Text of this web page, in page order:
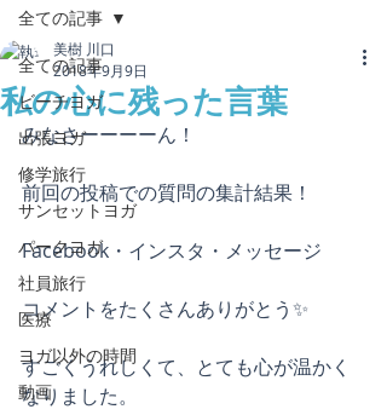
全ての記事
ビーチヨガ
出張ヨガ
修学旅行
サンセットヨガ
パークヨガ
社員旅行
医療
ヨガ以外の時間
動画
全ての記事
私の心に残った言葉
美樹 川口
2018年9月9日
みなさーーーーん！
前回の投稿での質問の集計結果！
Facebook・インスタ・メッセージ
コメントをたくさんありがとう✨
すごくうれしくて、とても心が温かく
なりました。